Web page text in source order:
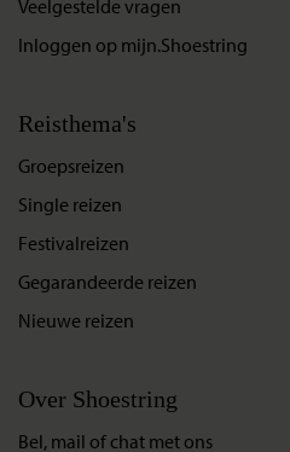
Veelgestelde vragen
Inloggen op mijn.Shoestring
Reisthema's
Groepsreizen
Single reizen
Festivalreizen
Gegarandeerde reizen
Nieuwe reizen
Over Shoestring
Bel, mail of chat met ons